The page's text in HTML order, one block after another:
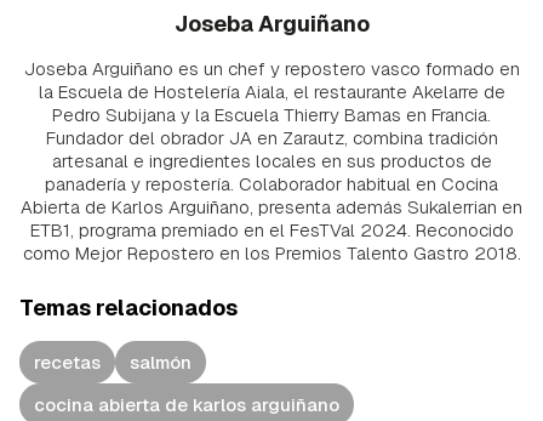
Joseba Arguiñano
Joseba Arguiñano es un chef y repostero vasco formado en
la Escuela de Hostelería Aiala, el restaurante Akelarre de
Pedro Subijana y la Escuela Thierry Bamas en Francia.
Fundador del obrador JA en Zarautz, combina tradición
artesanal e ingredientes locales en sus productos de
panadería y repostería. Colaborador habitual en Cocina
Abierta de Karlos Arguiñano, presenta además Sukalerrian en
ETB1, programa premiado en el FesTVal 2024. Reconocido
como Mejor Repostero en los Premios Talento Gastro 2018.
Temas relacionados
recetas
salmón
cocina abierta de karlos arguiñano